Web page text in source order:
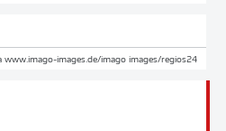
www.imago-images.de/imago images/regios24